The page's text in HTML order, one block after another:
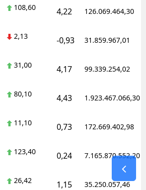
108,60 4,22 126.069.464,30
2,13 -0,93 31.859.967,01
31,00 4,17 99.339.254,02
80,10 4,43 1.923.467.066,30
11,10 0,73 172.669.402,98
123,40 0,24 7.165.870.552,20
26,42 1,15 35.250.057,46